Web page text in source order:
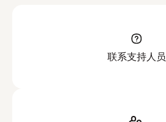
联系支持人员